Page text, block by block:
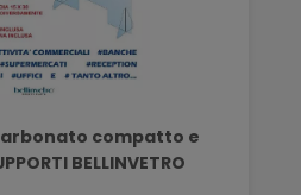
compatto e
BELLINVETRO